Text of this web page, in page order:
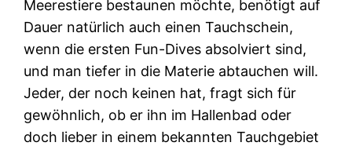
Meerestiere bestaunen möchte, benötigt auf
Dauer natürlich auch einen Tauchschein,
wenn die ersten Fun-Dives absolviert sind,
und man tiefer in die Materie abtauchen will.
Jeder, der noch keinen hat, fragt sich für
gewöhnlich, ob er ihn im Hallenbad oder
doch lieber in einem bekannten Tauchgebiet